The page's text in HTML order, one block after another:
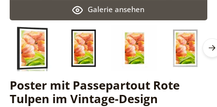
Poster mit Passepartout Rote
Tulpen im Vintage-Design
Galerie ansehen